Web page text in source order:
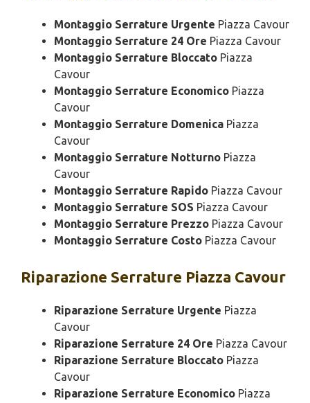
Montaggio Serrature Urgente Piazza Cavour
Montaggio Serrature 24 Ore Piazza Cavour
Montaggio Serrature Bloccato Piazza
Cavour
Montaggio Serrature Economico Piazza
Cavour
Montaggio Serrature Domenica Piazza
Cavour
Montaggio Serrature Notturno Piazza
Cavour
Montaggio Serrature Rapido Piazza Cavour
Montaggio Serrature SOS Piazza Cavour
Montaggio Serrature Prezzo Piazza Cavour
Montaggio Serrature Costo Piazza Cavour
Riparazione Serrature Piazza Cavour
Riparazione Serrature Urgente Piazza
Cavour
Riparazione Serrature 24 Ore Piazza Cavour
Riparazione Serrature Bloccato Piazza
Cavour
Riparazione Serrature Economico Piazza